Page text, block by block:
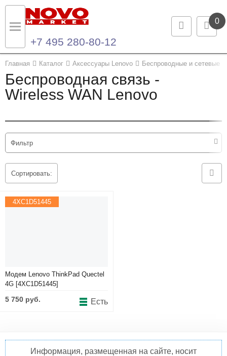
0
+7 495 280-80-12
Главная Каталог Аксессуары Lenovo Беспроводные и сетевые
Беспроводная связь -
Wireless WAN Lenovo
Фильтр
Сортировать:
4XC1D51445
Модем Lenovo ThinkPad Quectel
4G [4XC1D51445]
Есть
5 750 руб.
Информация, размещенная на сайте, носит
Назад
Каталог продукции
Компьютеры
Серверы и СХД
Опции и комплектующие
Назад
Контакты